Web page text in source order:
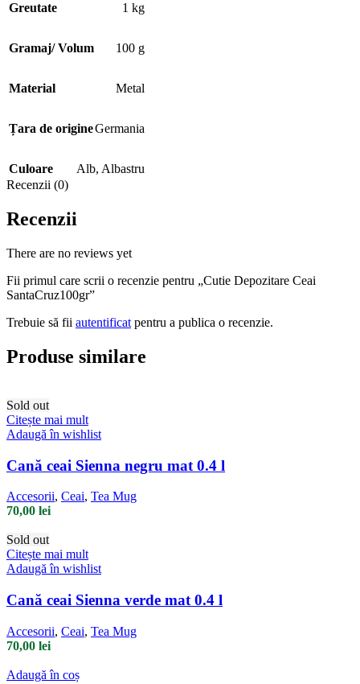
Greutate
1 kg
Gramaj/ Volum 100 g
Material Metal
Țara de origineGermania
Culoare Alb, Albastru
Recenzii (0)
Recenzii
There are no reviews yet
Fii primul care scrii o recenzie pentru „Cutie Depozitare Ceai
SantaCruz100gr”
Trebuie să fii autentificat pentru a publica o recenzie.
Produse similare
Sold out
Citește mai mult
Adaugă în wishlist
Cană ceai Sienna negru mat 0.4 l
Accesorii, Ceai, Tea Mug
70,00 lei
Sold out
Citește mai mult
Adaugă în wishlist
Cană ceai Sienna verde mat 0.4 l
Accesorii, Ceai, Tea Mug
70,00 lei
Adaugă în coș